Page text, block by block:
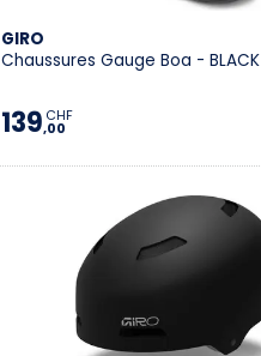
GIRO
Chaussures Gauge Boa - BLACK
139,00
CHF